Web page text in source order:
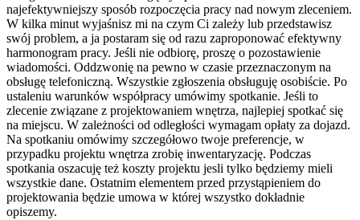
najefektywniejszy sposób rozpoczęcia pracy nad nowym zleceniem.
W kilka minut wyjaśnisz mi na czym Ci zależy lub przedstawisz
swój problem, a ja postaram się od razu zaproponować efektywny
harmonogram pracy. Jeśli nie odbiorę, proszę o pozostawienie
wiadomości. Oddzwonię na pewno w czasie przeznaczonym na
obsługę telefoniczną. Wszystkie zgłoszenia obsługuję osobiście. Po
ustaleniu warunków współpracy umówimy spotkanie. Jeśli to
zlecenie związane z projektowaniem wnętrza, najlepiej spotkać się
na miejscu. W zależności od odległości wymagam opłaty za dojazd.
Na spotkaniu omówimy szczegółowo twoje preferencje, w
przypadku projektu wnętrza zrobię inwentaryzację. Podczas
spotkania oszacuję też koszty projektu jesli tylko będziemy mieli
wszystkie dane. Ostatnim elementem przed przystąpieniem do
projektowania będzie umowa w której wszystko dokładnie
opiszemy.